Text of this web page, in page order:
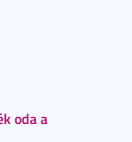
oda a